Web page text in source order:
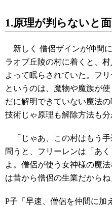
1.原理が判らないと
新しく 僧侶ザインが仲間
ラオブ丘陵の村に着くと、
よって眠らされていた。フ
というのは、魔物や魔族が
だに解明できていない魔法
技術じゃ原理も解除方法も分
「じゃあ、この村はもう
問うと、フリーレンは「あ
よ。僧侶が使う女神様の魔
は昔から僧侶の生業だからね
P子「早速、僧侶を仲間に加